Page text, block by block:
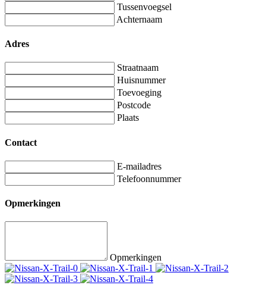
Tussenvoegsel
Achternaam
Adres
Straatnaam
Huisnummer
Toevoeging
Postcode
Plaats
Contact
E-mailadres
Telefoonnummer
Opmerkingen
Opmerkingen